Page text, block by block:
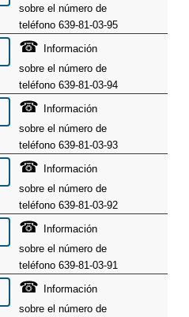
sobre el número de
teléfono 639-81-03-95
☎
Información
sobre el número de
teléfono 639-81-03-94
☎
Información
sobre el número de
teléfono 639-81-03-93
☎
Información
sobre el número de
teléfono 639-81-03-92
☎
Información
sobre el número de
teléfono 639-81-03-91
☎
Información
sobre el número de